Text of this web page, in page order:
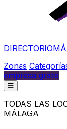
DIRECTORIO
Zonas
empresa gratis
TODAS LAS
MÁLAGA